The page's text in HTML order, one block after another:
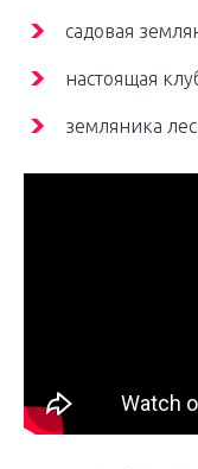
садовая
настоящая
земляника